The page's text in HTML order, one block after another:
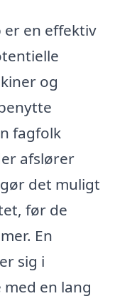
en effektiv
og
fagfolk
afslører
det muligt
før de
En
sig i
en lang